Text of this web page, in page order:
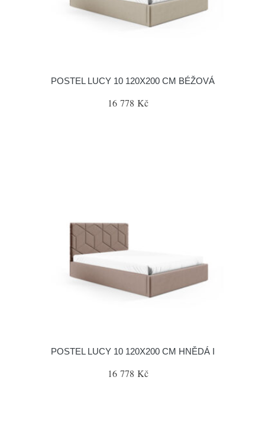
POSTEL LUCY 10 120X200 CM BÉŽOVÁ
16 778 Kč
POSTEL LUCY 10 120X200 CM HNĚDÁ I
16 778 Kč